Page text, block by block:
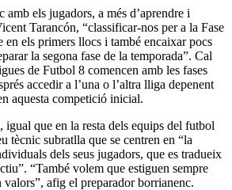
amb els jugadors, a més d’aprendre i
Tarancón, “classificar-nos per a la Fase
en els primers llocs i també encaixar pocs
la segona fase de la temporada”. Cal
de Futbol 8 comencen amb les fases
accedir a l’una o l’altra lliga depenent
aquesta competició inicial.
igual que en la resta dels equips del futbol
tècnic subratlla que se centren en “la
dels seus jugadors, que es tradueix
“També volem que estiguen sempre
afig el preparador borrianenc.